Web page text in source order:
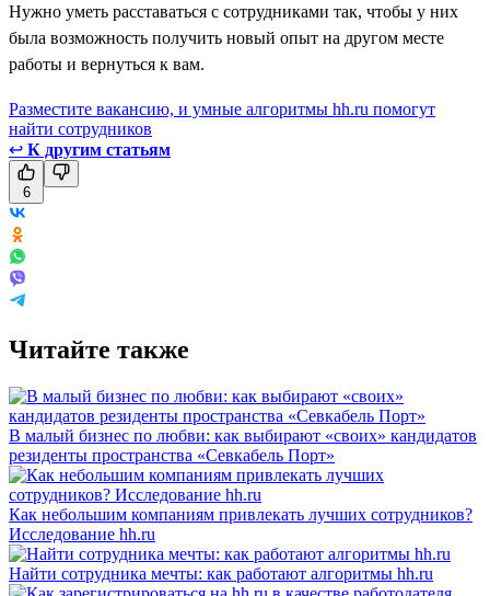
Нужно уметь расставаться с сотрудниками так, чтобы у них
была возможность получить новый опыт на другом месте
работы и вернуться к вам.
Разместите вакансию, и умные алгоритмы hh.ru помогут
найти сотрудников
↩ К другим статьям
6
Читайте также
В малый бизнес по любви: как выбирают «своих» кандидатов
резиденты пространства «Севкабель Порт»
Как небольшим компаниям привлекать лучших сотрудников?
Исследование hh.ru
Найти сотрудника мечты: как работают алгоритмы hh.ru